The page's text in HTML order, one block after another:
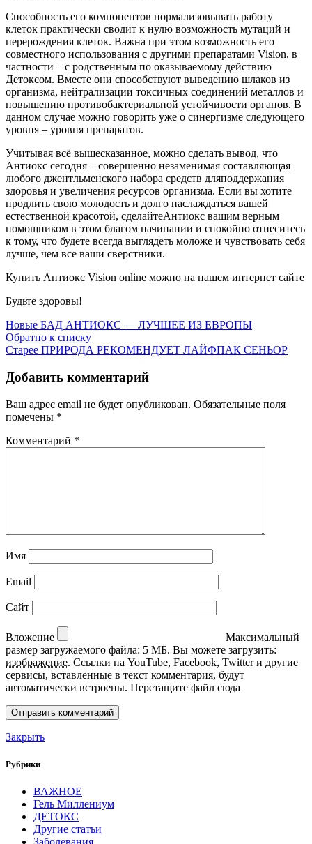
Способность его компонентов нормализовывать работу
клеток практически сводит к нулю возможность мутаций и
перерождения клеток. Важна при этом возможность его
совместного использования с другими препаратами Vision, в
частности – с родственным по оказываемому действию
Детоксом. Вместе они способствуют выведению шлаков из
организма, нейтрализации токсичных соединений металлов и
повышению противобактериальной устойчивости органов. В
данном случае можно говорить уже о синергизме следующего
уровня – уровня препаратов.
Учитывая всё вышесказанное, можно сделать вывод, что
Антиокс сегодня – совершенно незаменимая составляющая
любого джентльменского набора средств дляподдержания
здоровья и увеличения ресурсов организма. Если вы хотите
продлить свою молодость и долго наслаждаться вашей
естественной красотой, сделайтеАнтиокс вашим верным
помощником в этом благом начинании и спокойно отнеситесь
к тому, что будете всегда выглядеть моложе и чувствовать себя
лучше, чем все ваши сверстники.
Купить Антиокс Vision online можно на нашем интернет сайте
Будьте здоровы!
Новые БАД АНТИОКС — ЛУЧШЕЕ ИЗ ЕВРОПЫ
Обратно к списку
Старее ПРИРОДА РЕКОМЕНДУЕТ ЛАЙФПАК СЕНЬОР
Добавить комментарий
Ваш адрес email не будет опубликован. Обязательные поля
помечены *
Комментарий *
Имя
Email
Сайт
Вложение
Максимальный
размер загружаемого файла: 5 МБ. Вы можете загрузить:
изображение. Ссылки на YouTube, Facebook, Twitter и другие
сервисы, вставленные в текст комментария, будут
автоматически встроены. Перетащите файл сюда
Закрыть
Рубрики
ВАЖНОЕ
Гель Миллениум
ДЕТОКС
Другие статьи